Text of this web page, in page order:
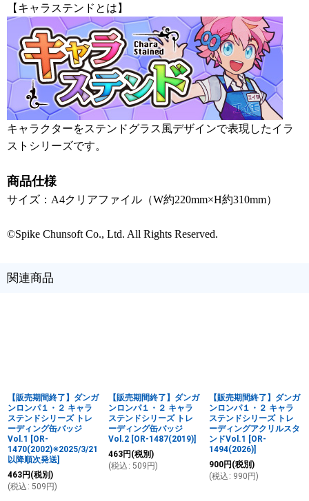
【キャラステンドとは】
キャラクターをステンドグラス風デザインで表現したイラ
ストシリーズです。
商品仕様
サイズ：A4クリアファイル（W約220mm×H約310mm）
©Spike Chunsoft Co., Ltd. All Rights Reserved.
関連商品
【販売期間終了】ダンガ
ンロンパ１・２ キャラ
ステンドシリーズ トレ
ーディング缶バッジ
Vol.1 [OR-
1470(2002)※2025/3/21
以降順次発送]
463円 (税別)
(税込 : 509 円)
【販売期間終了】ダンガ
ンロンパ１・２ キャラ
ステンドシリーズ トレ
ーディング缶バッジ
Vol.2 [OR-1487(2019)]
463円 (税別)
(税込 : 509 円)
【販売期間終了】ダンガ
ンロンパ１・２ キャラ
ステンドシリーズ トレ
ーディングアクリルスタ
ンドVol.1 [OR-
1494(2026)]
900円 (税別)
(税込 : 990 円)